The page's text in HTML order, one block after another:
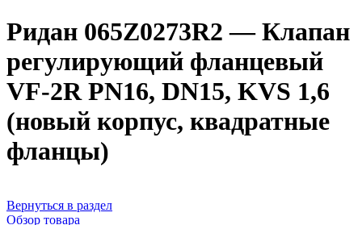
Ридан 065Z0273R2 — Клапан
регулирующий фланцевый
VF-2R PN16, DN15, KVS 1,6
(новый корпус, квадратные
фланцы)
Вернуться в раздел
Обзор товара